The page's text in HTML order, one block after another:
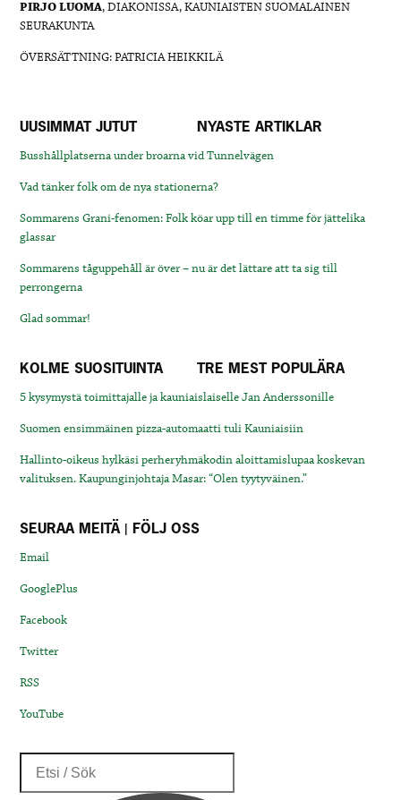
PIRJO LUOMA, DIAKONISSA, KAUNIAISTEN SUOMALAINEN
SEURAKUNTA
ÖVERSÄTTNING: PATRICIA HEIKKILÄ
UUSIMMAT JUTUT NYASTE ARTIKLAR
Busshållplatserna under broarna vid Tunnelvägen
Vad tänker folk om de nya stationerna?
Sommarens Grani-fenomen: Folk köar upp till en timme för jättelika
glassar
Sommarens tåguppehåll är över – nu är det lättare att ta sig till
perrongerna
Glad sommar!
KOLME SUOSITUINTA TRE MEST POPULÄRA
5 kysymystä toimittajalle ja kauniaislaiselle Jan Anderssonille
Suomen ensimmäinen pizza-automaatti tuli Kauniaisiin
Hallinto-oikeus hylkäsi perheryhmäkodin aloittamislupaa koskevan
valituksen. Kaupunginjohtaja Masar: “Olen tyytyväinen.”
SEURAA MEITÄ | FÖLJ OSS
Email
GooglePlus
Facebook
Twitter
RSS
YouTube